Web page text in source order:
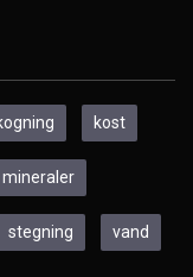
kost
mineraler
stegning vand